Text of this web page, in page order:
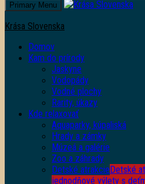
Primary Menu
Krása Slovenska
Domov
Kam do prírody
Jaskyne
Vodopády
Vodné plochy
Rarity, úkazy
Kde relaxovať
Aquaparky, kúpaliská
Hrady a zámky
Múzeá a galérie
Zoo a záhrady
Detské atrakcieDetské
jednodňové výlety s